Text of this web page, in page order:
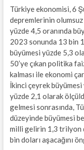
Türkiye ekonomisi, 6
depremlerinin olumsuz
yüzde 4,5 oranında
2023 sonunda 13 bin
büyümesi yüzde 5,3
50’ye çıkan politika
kalması ile ekonomi
İkinci çeyrek
yüzde 2,1 olarak
gelmesi sonrasında,
düzeyinde büyümesi
milli gelirin 1,3 trilyon
bin doları aşacağını